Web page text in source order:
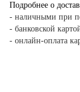
Подробнее о
- наличными при
- банковской
- онлайн-оплата